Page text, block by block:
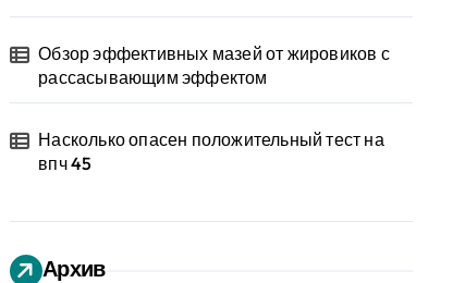
Обзор эффективных мазей от жировиков с
рассасывающим эффектом
Насколько опасен положительный тест на
впч 45
Архив